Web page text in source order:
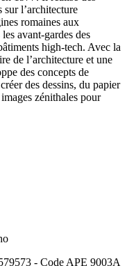
sur l’architecture
romaines aux
avant-gardes des
high-tech. Avec la
de l’architecture et une
des concepts de
des dessins, du papier
zénithales pour
- Code APE 9003A